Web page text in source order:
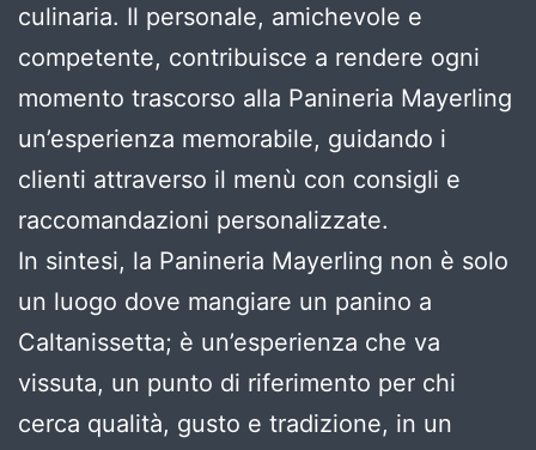
culinaria. Il personale, amichevole e
competente, contribuisce a rendere ogni
momento trascorso alla Panineria Mayerling
un’esperienza memorabile, guidando i
clienti attraverso il menù con consigli e
raccomandazioni personalizzate.
In sintesi, la Panineria Mayerling non è solo
un luogo dove mangiare un panino a
Caltanissetta; è un’esperienza che va
vissuta, un punto di riferimento per chi
cerca qualità, gusto e tradizione, in un